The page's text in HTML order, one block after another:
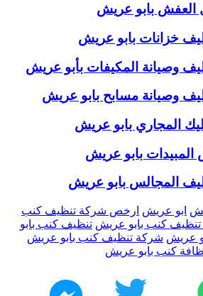
العفش بابو عريش
خزانات بابو عريش
وصيانة المكيفات بأبو عريش
وصيانة مسابح بابو عريش
المجاري بابو عريش
بابو عريش
المجالس بابو عريش
ابو عريش ارخص شركة تنظيف كنب
كنب بابو عريش تنظيف كنب بابو
عريش شركة تنظيف كنب بابو عريش
كنب بابو عريش